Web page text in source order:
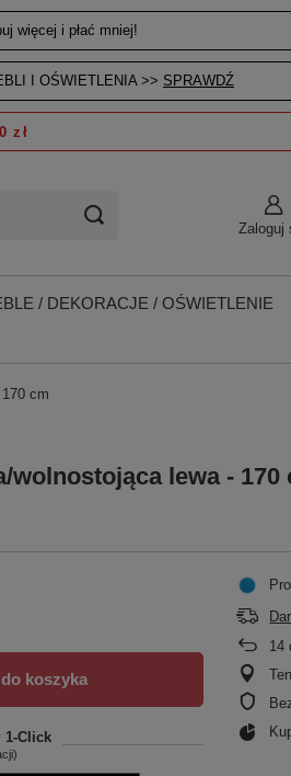
więcej i płać mniej!
I OŚWIETLENIA >> SPRAWDŹ
Zaloguj
zł
/ DEKORACJE / OŚWIETLENIE
cm
wolnostojąca lewa - 170
koszyka
1-Click
14